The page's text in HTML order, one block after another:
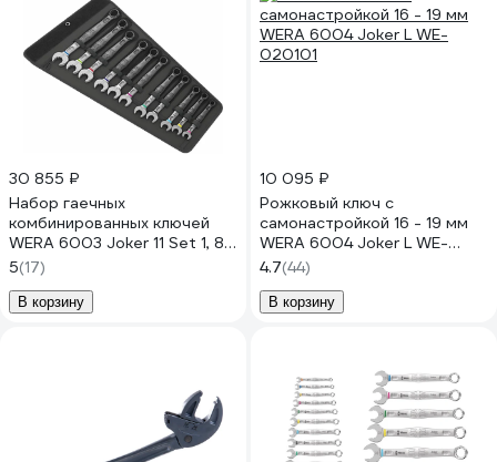
30 855 ₽
Набор гаечных
комбинированных ключей
WERA 6003 Joker 11 Set 1, 8 -
19 мм, 11 предметов WE-
020231
5(17)
В корзину
10 095 ₽
Рожковый ключ с
самонастройкой 16 - 19 мм
WERA 6004 Joker L WE-
020101
4.7(44)
В корзину